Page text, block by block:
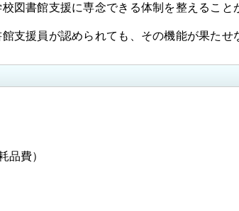
図書館支援に専念できる体制を整えること
支援員が認められても、その機能が果たせ
費）